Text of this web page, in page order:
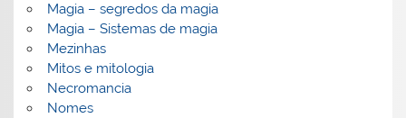
Magia – segredos da magia
Magia – Sistemas de magia
Mezinhas
Mitos e mitologia
Necromancia
Nomes